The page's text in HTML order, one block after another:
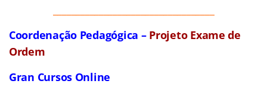
Coordenação Pedagógica – Projeto Exame de
Ordem
Gran Cursos Online